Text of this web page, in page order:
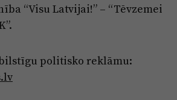
Iedvesmai nav vecuma
Kodols
“Visu Latvijai!” – “Tēvzemei
politisko reklāmu: